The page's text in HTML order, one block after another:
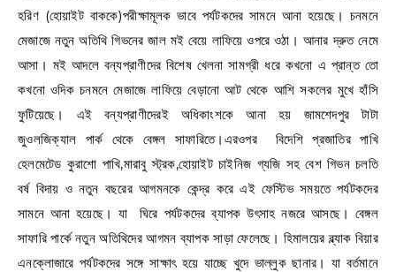
হরিণ (হোয়াইট বাককে)পরীক্ষামূলক ভাবে পর্যটকদের সামনে আনা হয়েছে। চনমনে
মেজাজে নতুন অতিথি গিভনের জাল মই বেয়ে লাফিয়ে ওপরে ওঠা। আনার দ্রুত নেমে
আসা। মই আদলে বন্যপ্রাণীদের বিশেষ খেলনা সামগ্রী ধরে কখনো এ প্রান্ত তো
কখনো ওদিক চনমনে মেজাজে লাফিয়ে বেড়ানো আট থেকে আশি সকলের মুখে হাঁসি
ফুটিয়েছে। এই বন্যপ্রাণীদেরই অধিকাংশকে আনা হয় জামশেদপুর টাটা
জুওলজিক্যাল পার্ক থেকে বেঙ্গল সাফারিতে।এরওপর বিদেশি প্রজাতির পাখি
হেলমেটেড কুরাশো পাখি,মারাবু স্ট্রক,হোয়াইট চাইনিজ গ্যজি সহ বেশ গিভন চলতি
বর্ষ বিদায় ও নতুন বছরের আগমনকে কেন্দ্র করে এই ফেস্টিভ সময়তে পর্যটকদের
সামনে আনা হয়েছে। যা ঘিরে পর্যটকদের ব্যাপক উৎসাহ নজরে আসছে। বেঙ্গল
সাফারি পার্কে নতুন অতিথিদের আগমন ব্যাপক সাড়া ফেলেছে। হিমালয়ের ব্ল্যাক বিয়ার
এনক্লোজারে পর্যটকদের সঙ্গে সাক্ষাৎ হয়ে যাচ্ছে খুদে ভাল্লুক ছানার। যা বর্তমানে